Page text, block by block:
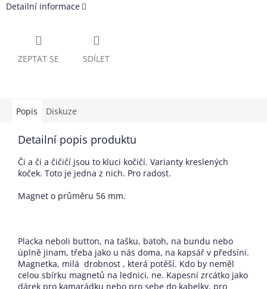
Detailní informace
ZEPTAT SE SDÍLET
Popis Diskuze
Detailní popis produktu
Či a či a čičičí jsou to kluci kočičí. Varianty kreslených
koček. Toto je jedna z nich. Pro radost.
Magnet o průměru 56 mm.
Placka neboli button, na tašku, batoh, na bundu nebo
úplně jinam, třeba jako u nás doma, na kapsář v předsíni.
Magnetka, milá drobnost , která potěší. Kdo by neměl
celou sbírku magnetů na lednici, ne. Kapesní zrcátko jako
dárek pro kamarádku nebo pro sebe do kabelky, pro